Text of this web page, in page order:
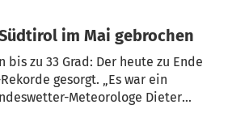
im Mai gebrochen
zu 33 Grad: Der heute zu Ende
gesorgt. „Es war ein
Meteorologe Dieter